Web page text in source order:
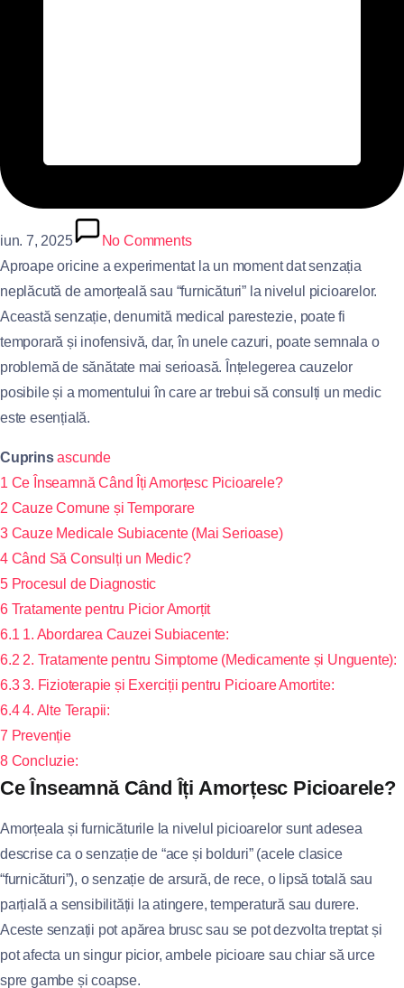
iun. 7, 2025
No Comments
Aproape oricine a experimentat la un moment dat senzația
neplăcută de amorțeală sau “furnicături” la nivelul picioarelor.
Această senzație, denumită medical parestezie, poate fi
temporară și inofensivă, dar, în unele cazuri, poate semnala o
problemă de sănătate mai serioasă. Înțelegerea cauzelor
posibile și a momentului în care ar trebui să consulți un medic
este esențială.
Cuprins ascunde
1 Ce Înseamnă Când Îți Amorțesc Picioarele?
2 Cauze Comune și Temporare
3 Cauze Medicale Subiacente (Mai Serioase)
4 Când Să Consulți un Medic?
5 Procesul de Diagnostic
6 Tratamente pentru Picior Amorțit
6.1 1. Abordarea Cauzei Subiacente:
6.2 2. Tratamente pentru Simptome (Medicamente și Unguente):
6.3 3. Fizioterapie și Exerciții pentru Picioare Amortite:
6.4 4. Alte Terapii:
7 Prevenție
8 Concluzie:
Ce Înseamnă Când Îți Amorțesc Picioarele?
Amorțeala și furnicăturile la nivelul picioarelor sunt adesea
descrise ca o senzație de “ace și bolduri” (acele clasice
“furnicături”), o senzație de arsură, de rece, o lipsă totală sau
parțială a sensibilității la atingere, temperatură sau durere.
Aceste senzații pot apărea brusc sau se pot dezvolta treptat și
pot afecta un singur picior, ambele picioare sau chiar să urce
spre gambe și coapse.